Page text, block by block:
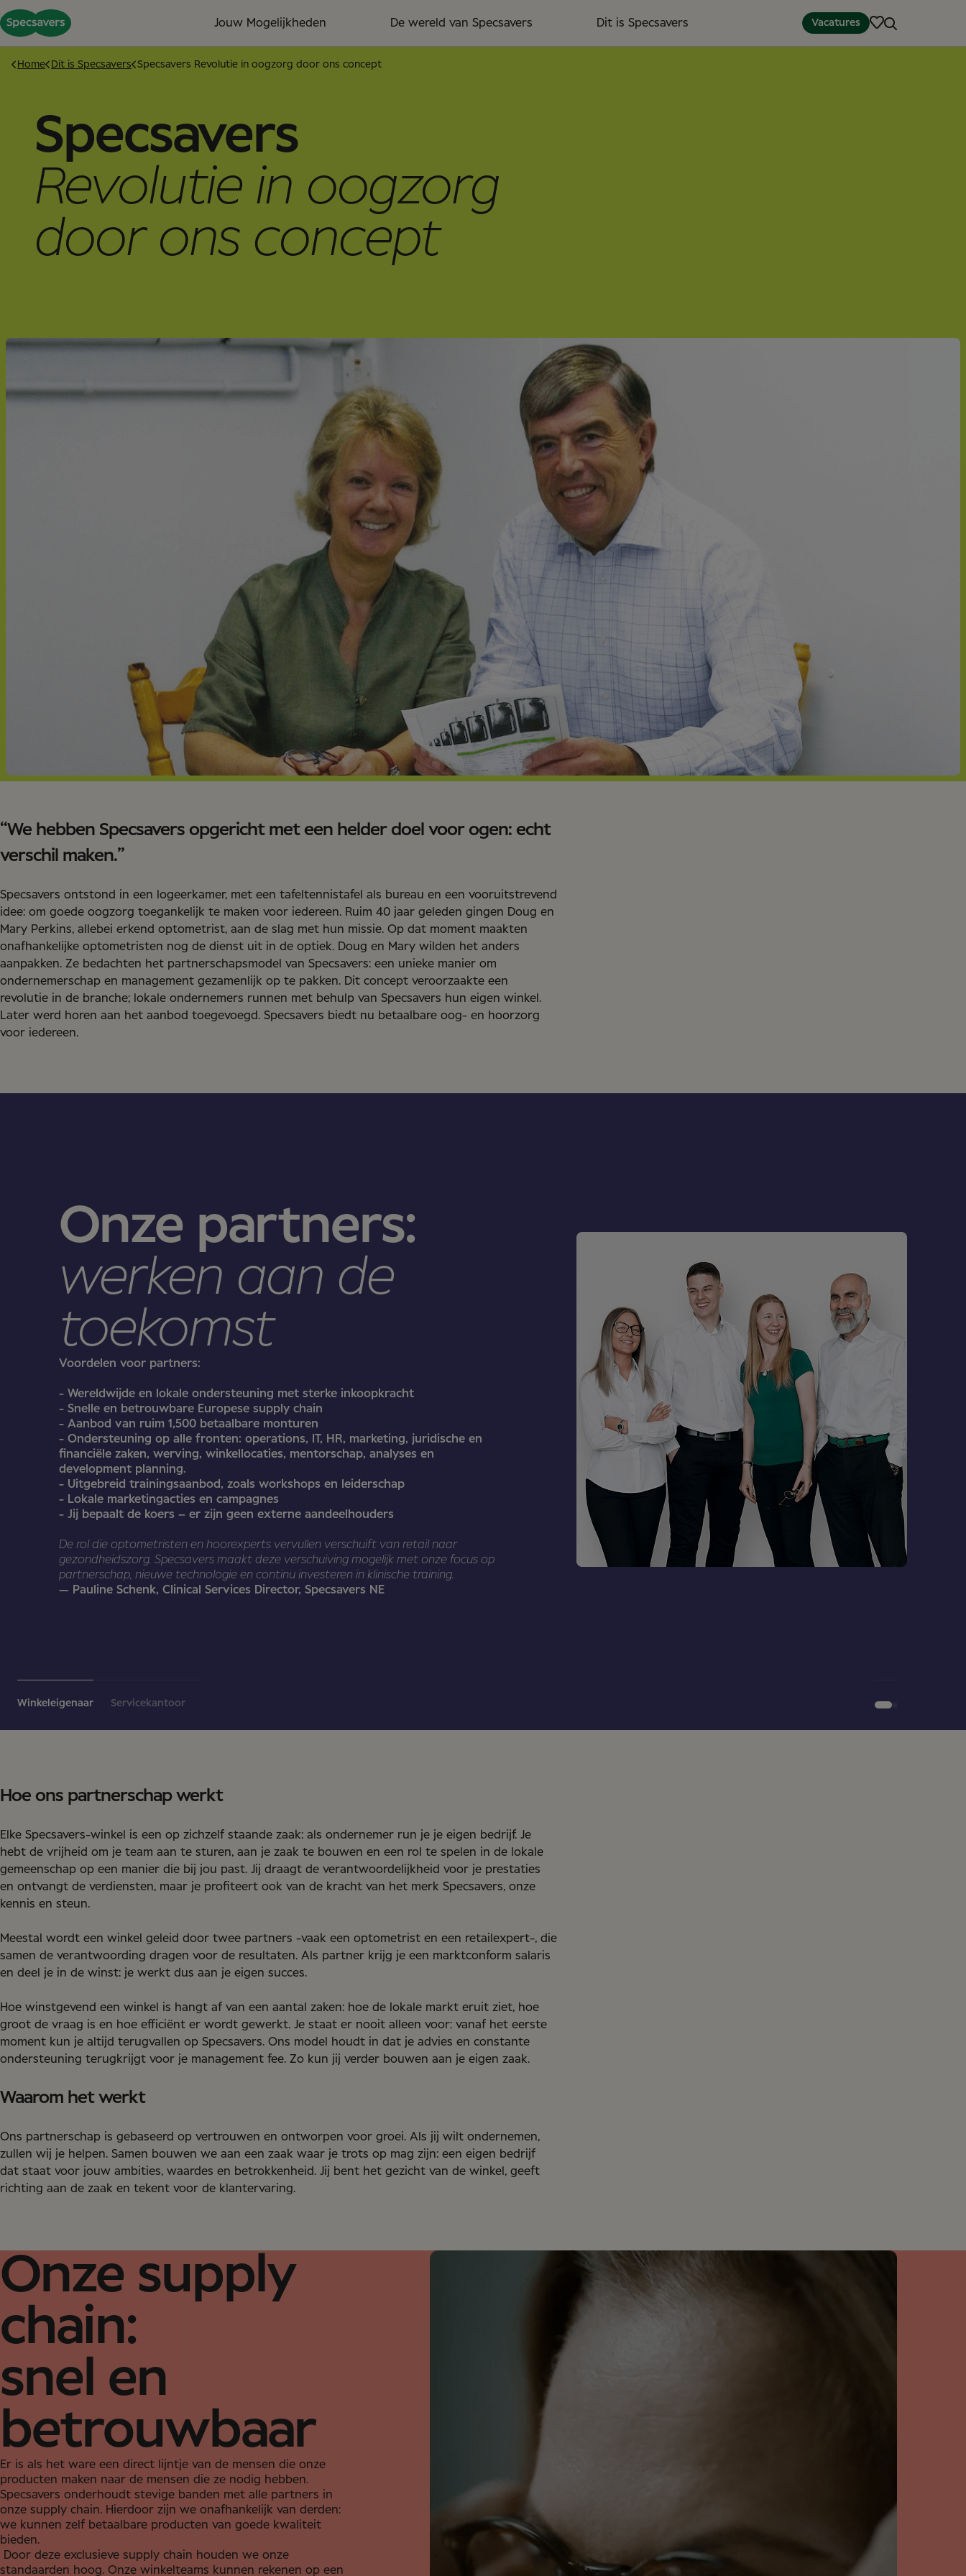
Jouw Mogelijkheden De wereld van Specsavers Dit is Specsavers Vacatures
Home Dit is Specsavers Specsavers Revolutie in oogzorg door ons concept
Specsavers
Revolutie in oogzorg
door ons concept
“We hebben Specsavers opgericht met een helder doel voor ogen: echt
verschil maken.”
Specsavers ontstond in een logeerkamer, met een tafeltennistafel als bureau en een vooruitstrevend
idee: om goede oogzorg toegankelijk te maken voor iedereen. Ruim 40 jaar geleden gingen Doug en
Mary Perkins, allebei erkend optometrist, aan de slag met hun missie. Op dat moment maakten
onafhankelijke optometristen nog de dienst uit in de optiek. Doug en Mary wilden het anders
aanpakken. Ze bedachten het partnerschapsmodel van Specsavers: een unieke manier om
ondernemerschap en management gezamenlijk op te pakken. Dit concept veroorzaakte een
revolutie in de branche; lokale ondernemers runnen met behulp van Specsavers hun eigen winkel.
Later werd horen aan het aanbod toegevoegd. Specsavers biedt nu betaalbare oog- en hoorzorg
voor iedereen.
Onze partners:
werken aan de
toekomst
Voordelen voor partners:
- Wereldwijde en lokale ondersteuning met sterke inkoopkracht
- Snelle en betrouwbare Europese supply chain
- Aanbod van ruim 1,500 betaalbare monturen
- Ondersteuning op alle fronten: operations, IT, HR, marketing, juridische en
financiële zaken, werving, winkellocaties, mentorschap, analyses en
development planning.
- Uitgebreid trainingsaanbod, zoals workshops en leiderschap
- Lokale marketingacties en campagnes
- Jij bepaalt de koers – er zijn geen externe aandeelhouders
De rol die optometristen en hoorexperts vervullen verschuift van retail naar
gezondheidszorg. Specsavers maakt deze verschuiving mogelijk met onze focus op
partnerschap, nieuwe technologie en continu investeren in klinische training.
— Pauline Schenk, Clinical Services Director, Specsavers NE
Winkeleigenaar Servicekantoor
Hoe ons partnerschap werkt
Elke Specsavers-winkel is een op zichzelf staande zaak: als ondernemer run je je eigen bedrijf. Je
hebt de vrijheid om je team aan te sturen, aan je zaak te bouwen en een rol te spelen in de lokale
gemeenschap op een manier die bij jou past. Jij draagt de verantwoordelijkheid voor je prestaties
en ontvangt de verdiensten, maar je profiteert ook van de kracht van het merk Specsavers, onze
kennis en steun.
Meestal wordt een winkel geleid door twee partners -vaak een optometrist en een retailexpert-, die
samen de verantwoording dragen voor de resultaten. Als partner krijg je een marktconform salaris
en deel je in de winst: je werkt dus aan je eigen succes.
Hoe winstgevend een winkel is hangt af van een aantal zaken: hoe de lokale markt eruit ziet, hoe
groot de vraag is en hoe efficiënt er wordt gewerkt. Je staat er nooit alleen voor: vanaf het eerste
moment kun je altijd terugvallen op Specsavers. Ons model houdt in dat je advies en constante
ondersteuning terugkrijgt voor je management fee. Zo kun jij verder bouwen aan je eigen zaak.
Waarom het werkt
Ons partnerschap is gebaseerd op vertrouwen en ontworpen voor groei. Als jij wilt ondernemen,
zullen wij je helpen. Samen bouwen we aan een zaak waar je trots op mag zijn: een eigen bedrijf
dat staat voor jouw ambities, waardes en betrokkenheid. Jij bent het gezicht van de winkel, geeft
richting aan de zaak en tekent voor de klantervaring.
Onze supply
chain:
snel en
betrouwbaar
Er is als het ware een direct lijntje van de mensen die onze
producten maken naar de mensen die ze nodig hebben.
Specsavers onderhoudt stevige banden met alle partners in
onze supply chain. Hierdoor zijn we onafhankelijk van derden:
we kunnen zelf betaalbare producten van goede kwaliteit
bieden.
Door deze exclusieve supply chain houden we onze
standaarden hoog. Onze winkelteams kunnen rekenen op een